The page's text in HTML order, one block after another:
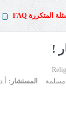
المتكررة FAQ
!
مسلمة المستشار: